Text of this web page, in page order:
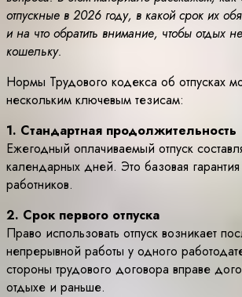
отпускные в 2026 году, в какой срок их
и на что обратить внимание, чтобы отдых
кошельку.
Нормы Трудового кодекса об отпусках
нескольким ключевым тезисам:
1. Стандартная продолжительность
Ежегодный оплачиваемый отпуск
календарных дней. Это базовая
работников.
2. Срок первого отпуска
Право использовать отпуск возникает
непрерывной работы у одного
стороны трудового договора вправе
отдыхе и раньше.